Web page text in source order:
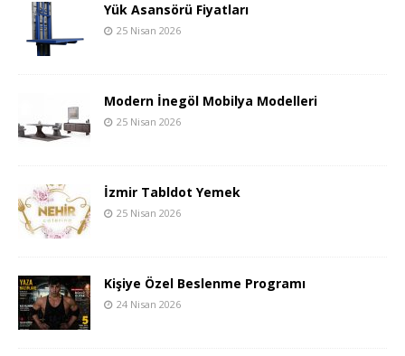
Yük Asansörü Fiyatları
25 Nisan 2026
Modern İnegöl Mobilya Modelleri
25 Nisan 2026
İzmir Tabldot Yemek
25 Nisan 2026
Kişiye Özel Beslenme Programı
24 Nisan 2026